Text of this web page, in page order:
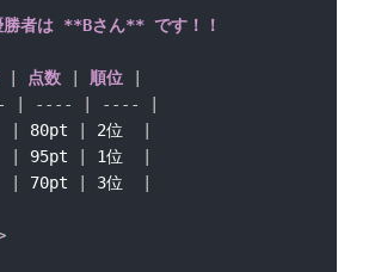
者は **Bさん** です！！
点数 順位
---- ----
80pt 2位
95pt 1位
70pt 3位